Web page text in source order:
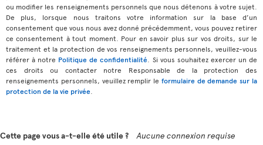
ou modifier les renseignements personnels que nous détenons à votre sujet.
De plus, lorsque nous traitons votre information sur la base d’un
consentement que vous nous avez donné précédemment, vous pouvez retirer
ce consentement à tout moment. Pour en savoir plus sur vos droits, sur le
traitement et la protection de vos renseignements personnels, veuillez-vous
référer à notre Politique de confidentialité . Si vous souhaitez exercer un de
ces droits ou contacter notre Responsable de la protection des
renseignements personnels, veuillez remplir le formulaire de demande sur la
protection de la vie privée
Cette page vous a-t-elle été utile ?
Aucune connexion requise